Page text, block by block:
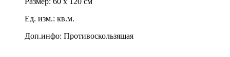
Ед. изм.: кв.м.
Доп.инфо: Противоскользящая